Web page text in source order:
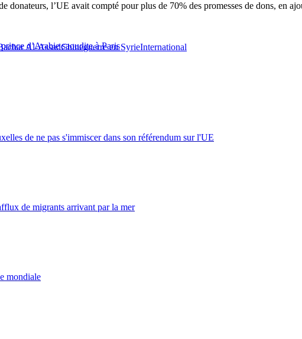
donateurs, l’UE avait compté pour plus de 70% des promesses de dons, en
d’Arabie saoudite à Paris
Al-AssadChineguerre en SyrieInternational
de ne pas s'immiscer dans son référendum sur l'UE
de migrants arrivant par la mer
mondiale